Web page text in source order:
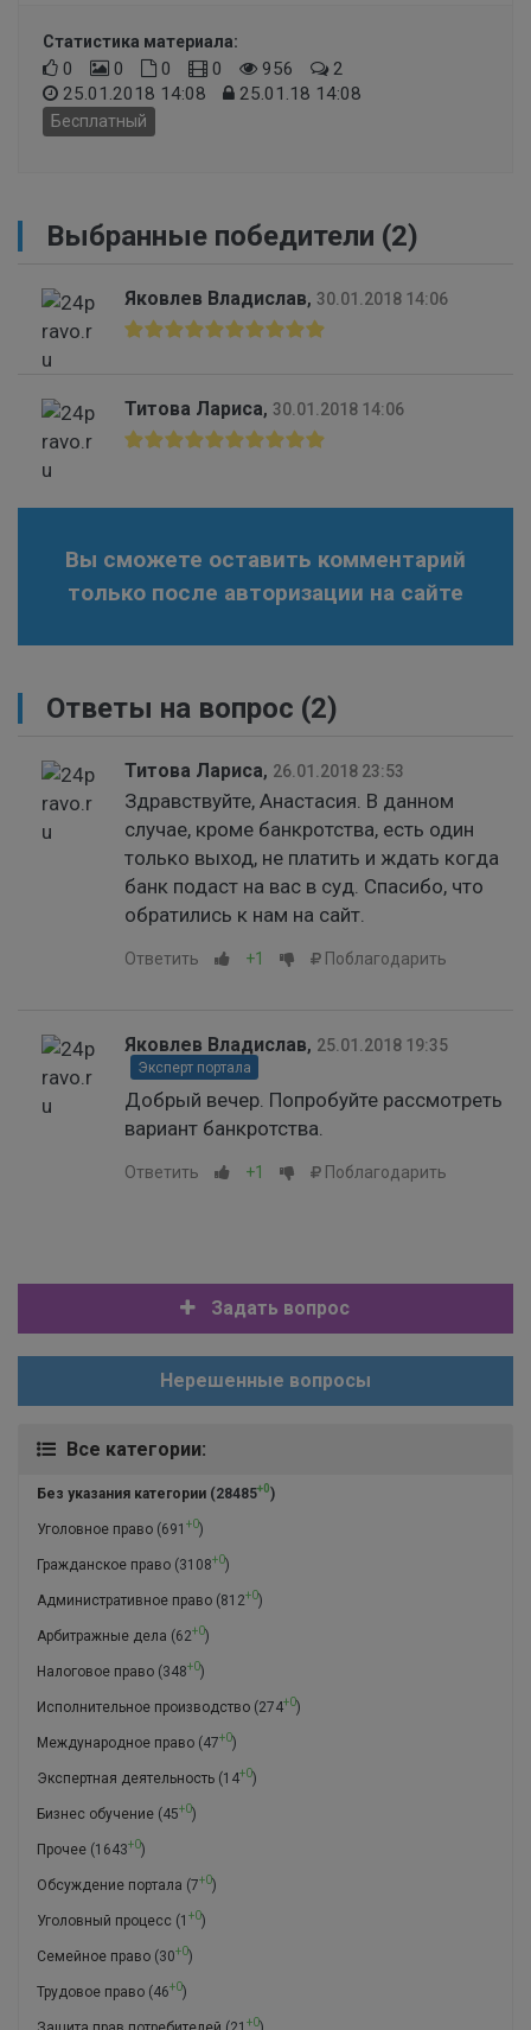
Статистика материала:
0 0 0 0 956
2
25.01.2018 14:08
25.01.18 14:08
Бесплатный
Выбранные победители (2)
Яковлев Владислав, 30.01.2018 14:06
Титова Лариса, 30.01.2018 14:06
Вы сможете оставить комментарий
только после авторизации на сайте
Ответы на вопрос (2)
Титова Лариса, 26.01.2018 23:53
Здравствуйте, Анастасия. В данном
случае, кроме банкротства, есть один
только выход, не платить и ждать когда
банк подаст на вас в суд. Спасибо, что
обратились к нам на сайт.
Ответить +1 Поблагодарить
Яковлев Владислав, 25.01.2018 19:35
Эксперт портала
Добрый вечер. Попробуйте рассмотреть
вариант банкротства.
Ответить +1 Поблагодарить
Задать вопрос
Нерешенные вопросы
Все категории:
Без указания категории (28485+0)
Уголовное право (691 +0)
Гражданское право (3108+0)
Административное право (812+0)
Арбитражные дела (62+0)
Налоговое право (348+0)
Исполнительное производство (274+0)
Международное право (47+0)
Экспертная деятельность (14+0)
Бизнес обучение (45+0)
Прочее (1643+0)
Обсуждение портала (7+0)
Уголовный процесс (1 +0)
Семейное право (30+0)
Трудовое право (46+0)
+0